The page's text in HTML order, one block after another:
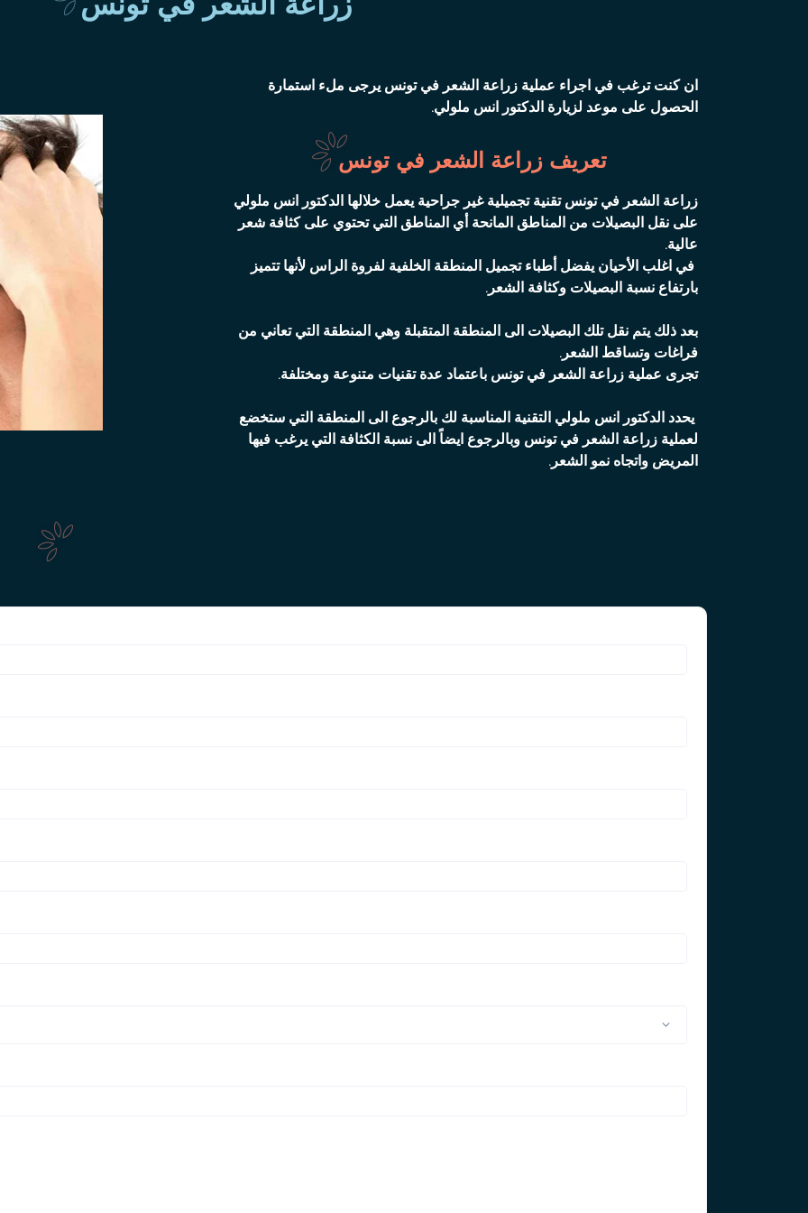
ان كنت ترغب في اجراء عملية زراعة الشعر في تونس يرجى ملء استمارة
الحصول على موعد لزيارة الدكتور انس ملولي.
تعريف زراعة الشعر في تونس
زراعة الشعر في تونس تقنية تجميلية غير جراحية يعمل خلالها الدكتور انس ملولي
على نقل البصيلات من المناطق المانحة أي المناطق التي تحتوي على كثافة شعر
عالية.
في اغلب الأحيان يفضل أطباء تجميل المنطقة الخلفية لفروة الراس لأنها تتميز
بارتفاع نسبة البصيلات وكثافة الشعر.
بعد ذلك يتم نقل تلك البصيلات الى المنطقة المتقبلة وهي المنطقة التي تعاني من
فراغات وتساقط الشعر.
تجرى عملية زراعة الشعر في تونس باعتماد عدة تقنيات متنوعة ومختلفة.
يحدد الدكتور انس ملولي التقنية المناسبة لك بالرجوع الى المنطقة التي ستخضع
لعملية زراعة الشعر في تونس وبالرجوع ايضاً الى نسبة الكثافة التي يرغب فيها
المريض واتجاه نمو الشعر.